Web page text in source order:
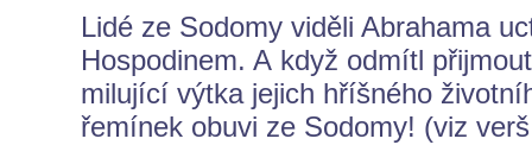
Lidé ze Sodomy viděli Abrahama
Hospodinem. A když odmítl
milující výtka jejich hříšného
řemínek obuvi ze Sodomy! (viz